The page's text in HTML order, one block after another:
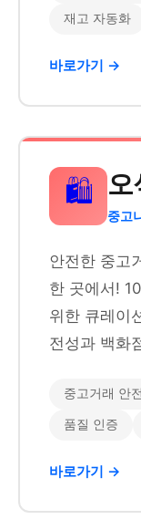
재고 자동화
바로가기 →
🛍️ 오
중고
안전한 중고
한 곳에서!
위한 큐레이
전성과 백화
중고거래 안
품질 인증
바로가기 →